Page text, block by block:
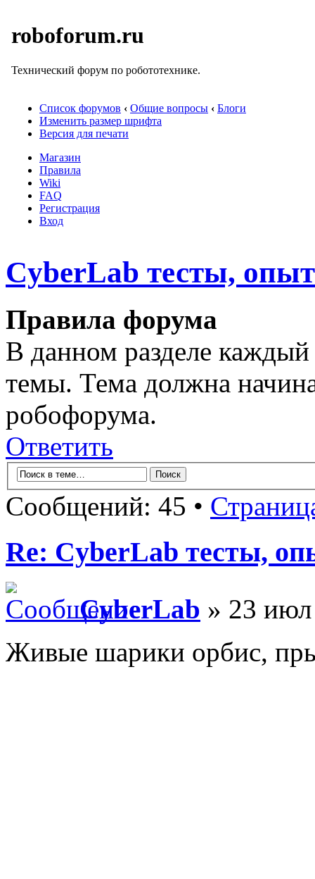
roboforum.ru
Технический форум по робототехнике.
Список форумов ‹ Общие вопросы ‹ Блоги
Изменить размер шрифта
Версия для печати
Магазин
Правила
Wiki
FAQ
Регистрация
Вход
CyberLab тесты,
Правила форума
В данном разделе
темы. Тема должна
робофорума.
Ответить
Сообщений: 45 •
Re: CyberLab тесты,
CyberLab » 23
Живые шарики орбис,